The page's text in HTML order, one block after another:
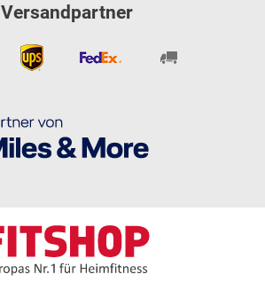
Versandpartner